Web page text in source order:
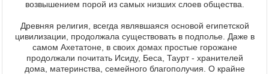
возвышением порой из самых низших слоев общества.
Древняя религия, всегда являвшаяся основой египетской
цивилизации, продолжала существовать в подполье. Даже в
самом Ахетатоне, в своих домах простые горожане
продолжали почитать Исиду, Беса, Таурт - хранителей
дома, материнства, семейного благополучия. О крайне